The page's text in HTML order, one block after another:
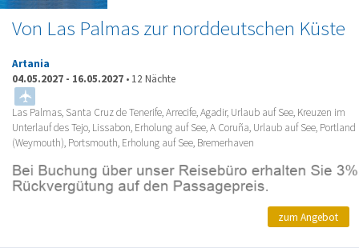
Von Las Palmas zur norddeutschen Küste
Artania
04.05.2027 - 16.05.2027 • 12 Nächte
Las Palmas, Santa Cruz de Tenerife, Arrecife, Agadir, Urlaub auf See, Kreuzen im
Unterlauf des Tejo, Lissabon, Erholung auf See, A Coruña, Urlaub auf See, Portland
(Weymouth), Portsmouth, Erholung auf See, Bremerhaven
zum Angebot